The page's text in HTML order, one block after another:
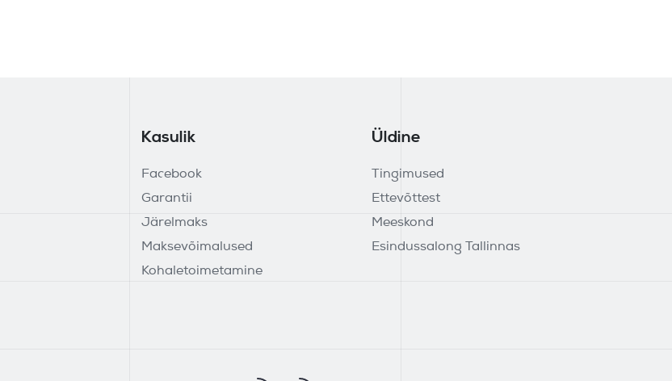
Kasulik
Facebook
Garantii
Järelmaks
Maksevõimalused
Kohaletoimetamine
Üldine
Tingimused
Ettevõttest
Meeskond
Esindussalong Tallinnas